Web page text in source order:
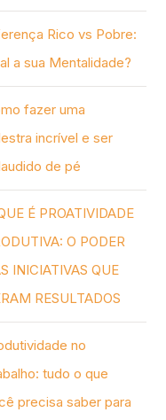
Rico vs Pobre:
a sua Mentalidade?
fazer uma
incrível e ser
de pé
É PROATIVIDADE
O PODER
INICIATIVAS QUE
RESULTADOS
no
tudo o que
precisa saber para